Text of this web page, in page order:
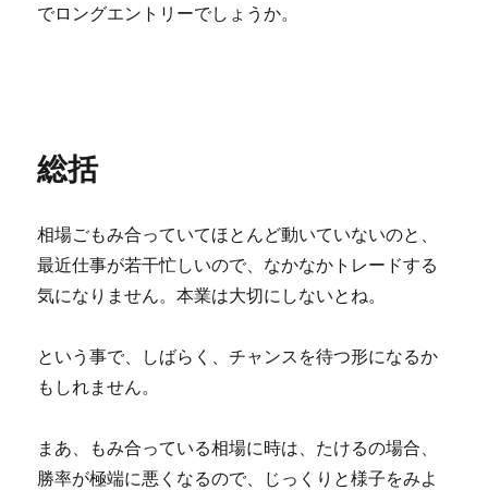
でロングエントリーでしょうか。
総括
相場ごもみ合っていてほとんど動いていないのと、
最近仕事が若干忙しいので、なかなかトレードする
気になりません。本業は大切にしないとね。
という事で、しばらく、チャンスを待つ形になるか
もしれません。
まあ、もみ合っている相場に時は、たけるの場合、
勝率が極端に悪くなるので、じっくりと様子をみよ